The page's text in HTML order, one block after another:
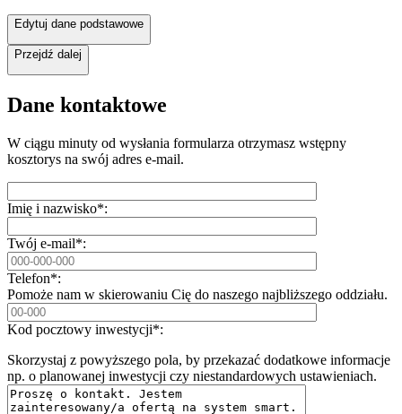
Edytuj dane podstawowe
Przejdź dalej
Dane kontaktowe
W ciągu minuty od wysłania formularza otrzymasz wstępny
kosztorys na swój adres e-mail.
Imię i nazwisko*:
Twój e-mail*:
Telefon*:
Pomoże nam w skierowaniu Cię do naszego najbliższego oddziału.
Kod pocztowy inwestycji*:
Skorzystaj z powyższego pola, by przekazać dodatkowe informacje
np. o planowanej inwestycji czy niestandardowych ustawieniach.